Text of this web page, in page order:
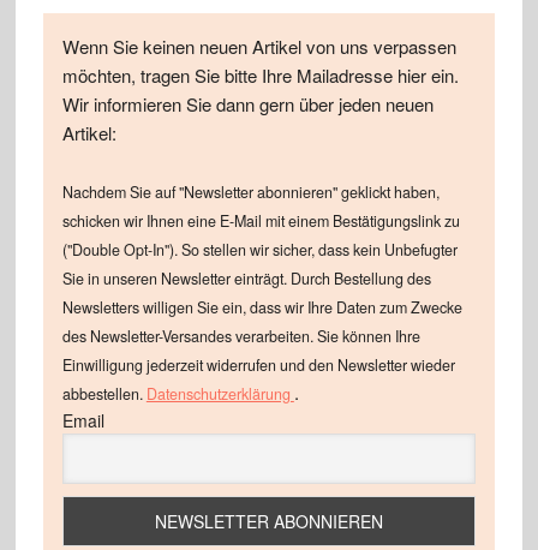
Wenn Sie keinen neuen Artikel von uns verpassen
möchten, tragen Sie bitte Ihre Mailadresse hier ein.
Wir informieren Sie dann gern über jeden neuen
Artikel:
Nachdem Sie auf "Newsletter abonnieren" geklickt haben,
schicken wir Ihnen eine E-Mail mit einem Bestätigungslink zu
("Double Opt-In"). So stellen wir sicher, dass kein Unbefugter
Sie in unseren Newsletter einträgt. Durch Bestellung des
Newsletters willigen Sie ein, dass wir Ihre Daten zum Zwecke
des Newsletter-Versandes verarbeiten. Sie können Ihre
Einwilligung jederzeit widerrufen und den Newsletter wieder
abbestellen. Datenschutzerklärung .
Email